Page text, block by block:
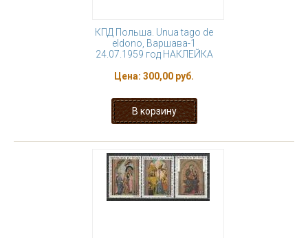
КПД Польша. Unua tago de
eldono, Варшава-1
24.07.1959 год НАКЛЕЙКА
Цена: 300,00 руб.